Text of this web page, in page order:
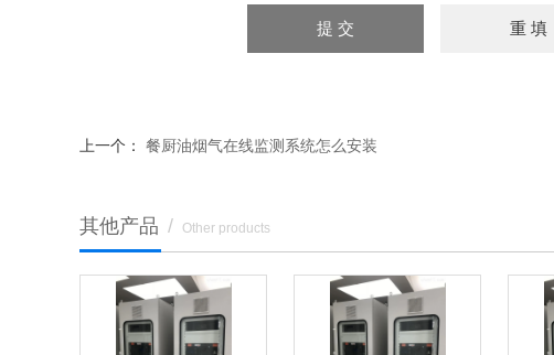
上一个： 餐厨油烟气在线监测系统怎么安装
其他产品 / Other products